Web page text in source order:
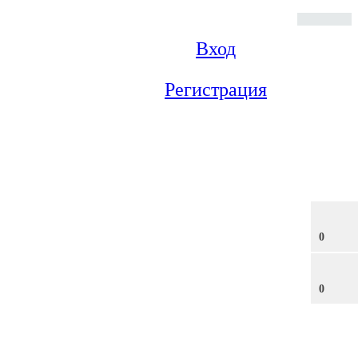
Вход
Регистрация
0
0